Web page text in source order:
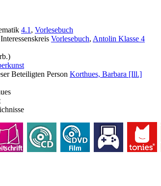
4.1 , Vorlesebuch
Vorlesebuch, Antolin Klasse 4
Beteiligten Person Korthues, Barbara [Ill.]